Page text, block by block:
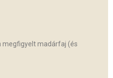
megfigyelt madárfaj (és